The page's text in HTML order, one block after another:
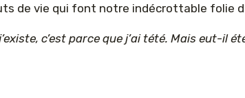
de vie qui font notre indécrottable folie
c’est parce que j’ai tété. Mais eut-il